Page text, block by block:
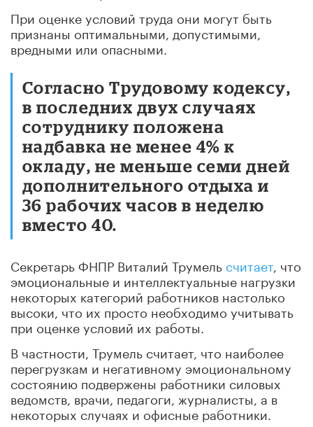
При оценке условий труда они могут быть
признаны оптимальными, допустимыми,
вредными или опасными.
Согласно Трудовому кодексу,
в последних двух случаях
сотруднику положена
надбавка не менее 4% к
окладу, не меньше семи дней
дополнительного отдыха и
36 рабочих часов в неделю
вместо 40.
Секретарь ФНПР Виталий Трумель считает, что
эмоциональные и интеллектуальные нагрузки
некоторых категорий работников настолько
высоки, что их просто необходимо учитывать
при оценке условий их работы.
В частности, Трумель считает, что наиболее
перегрузкам и негативному эмоциональному
состоянию подвержены работники силовых
ведомств, врачи, педагоги, журналисты, а в
некоторых случаях и офисные работники.